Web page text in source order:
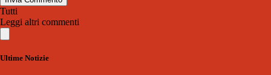
Tutti
Leggi altri commenti
Ultime Notizie